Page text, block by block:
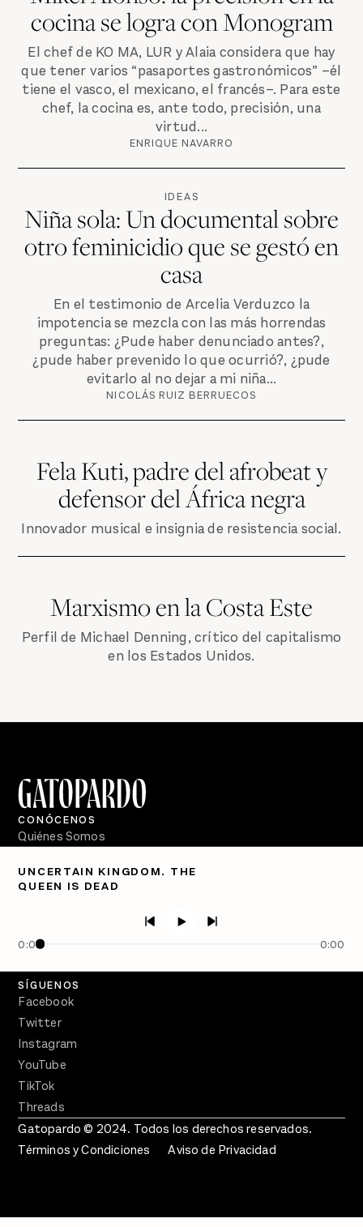
cocina se logra con Monogram
El chef de KO MA, LUR y Alaia considera que hay
que tener varios “pasaportes gastronómicos” –él
tiene el vasco, el mexicano, el francés–. Para este
chef, la cocina es, ante todo, precisión, una
virtud...
ENRIQUE NAVARRO
IDEAS
Niña sola: Un documental sobre
otro feminicidio que se gestó en
casa
En el testimonio de Arcelia Verduzco la
impotencia se mezcla con las más horrendas
preguntas: ¿Pude haber denunciado antes?,
¿pude haber prevenido lo que ocurrió?, ¿pude
evitarlo al no dejar a mi niña...
NICOLÁS RUIZ BERRUECOS
Fela Kuti, padre del afrobeat y
defensor del África negra
Innovador musical e insignia de resistencia social.
Marxismo en la Costa Este
Perfil de Michael Denning, crítico del capitalismo
en los Estados Unidos.
UNCERTAIN KINGDOM. THE
QUEEN IS DEAD
0:00 0:00
CONÓCENOS
Quiénes Somos
PÓDCASTS
Crecer en Distopía
SÍGUENOS
Facebook
Twitter
Instagram
YouTube
TikTok
Threads
Gatopardo © 2024. Todos los derechos reservados.
Términos y Condiciones
Aviso de Privacidad